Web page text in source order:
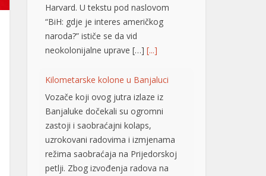
Harvard. U tekstu pod naslovom
“BiH: gdje je interes američkog
naroda?” ističe se da vid
neokolonijalne uprave […] [...]
Kilometarske kolone u Banjaluci
Vozače koji ovog jutra izlaze iz
Banjaluke dočekali su ogromni
zastoji i saobraćajni kolaps,
uzrokovani radovima i izmjenama
režima saobraćaja na Prijedorskoj
petlji. Zbog izvođenja radova na